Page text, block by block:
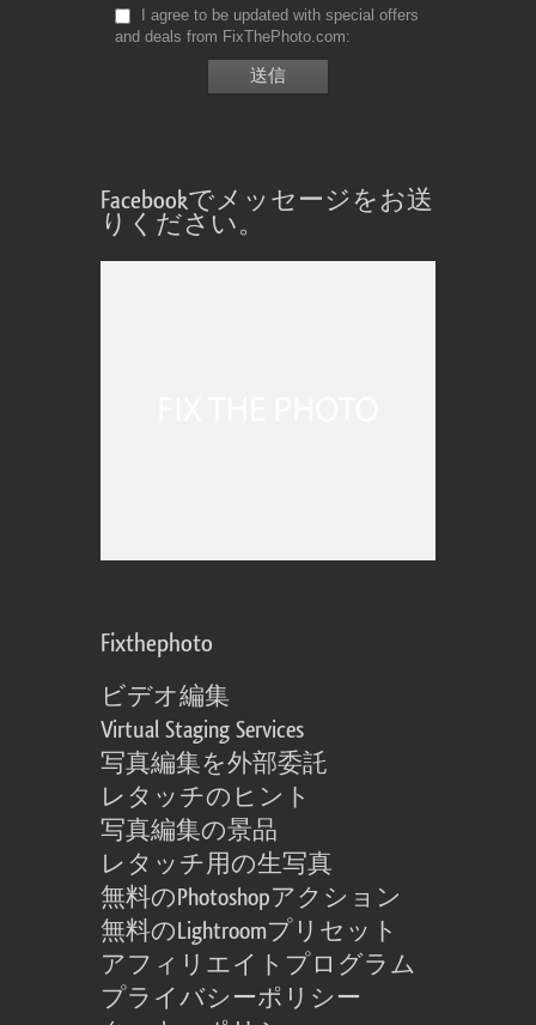
I agree to be updated with special offers
and deals from FixThePhoto.com
Facebookでメッセージをお送
りください。
Fixthephoto
ビデオ編集
Virtual Staging Services
写真編集を外部委託
レタッチのヒント
写真編集の景品
レタッチ用の生写真
無料のPhotoshopアクション
無料のLightroomプリセット
アフィリエイトプログラム
プライバシーポリシー